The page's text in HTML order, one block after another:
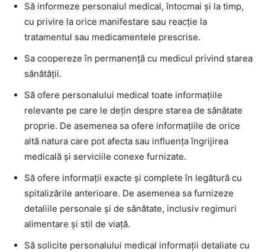
Să informeze personalul medical, întocmai şi la timp,
cu privire la orice manifestare sau reacţie la
tratamentul sau medicamentele prescrise.
Sa coopereze în permanenţă cu medicul privind starea
sănătăţii.
Să ofere personalului medical toate informaţiile
relevante pe care le deţin despre starea de sănătate
proprie. De asemenea sa ofere informaţiile de orice
altă natura care pot afecta sau influenţa îngrijirea
medicală şi serviciile conexe furnizate.
Să ofere informaţii exacte şi complete în legătură cu
spitalizările anterioare. De asemenea sa furnizeze
detaliile personale şi de sănătate, inclusiv regimuri
alimentare şi stil de viaţă.
Să solicite personalului medical informaţii detaliate cu